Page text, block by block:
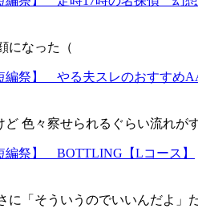
になった（
編祭】 やる夫スレのおすすめ
ど 色々察せられるぐらい流れが
編祭】 BOTTLING【Lコース】
に「そういうのでいいんだよ」